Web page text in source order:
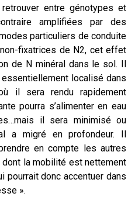
entre génotypes et
amplifiées par des
particuliers de conduite
fixatrices de N2, cet effet
de N minéral dans le sol. Il
localisé dans
il sera rendu rapidement
pourra s’alimenter en eau
il sera minimisé ou
a migré en profondeur. Il
en compte les autres
la mobilité est nettement
pourrait donc accentuer dans
».